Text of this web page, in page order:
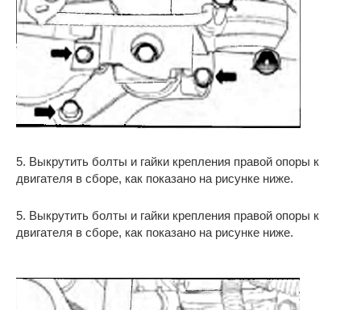
5. Выкрутить болты и гайки крепления правой опоры к
двигателя в сборе, как показано на рисунке ниже.
5. Выкрутить болты и гайки крепления правой опоры к
двигателя в сборе, как показано на рисунке ниже.